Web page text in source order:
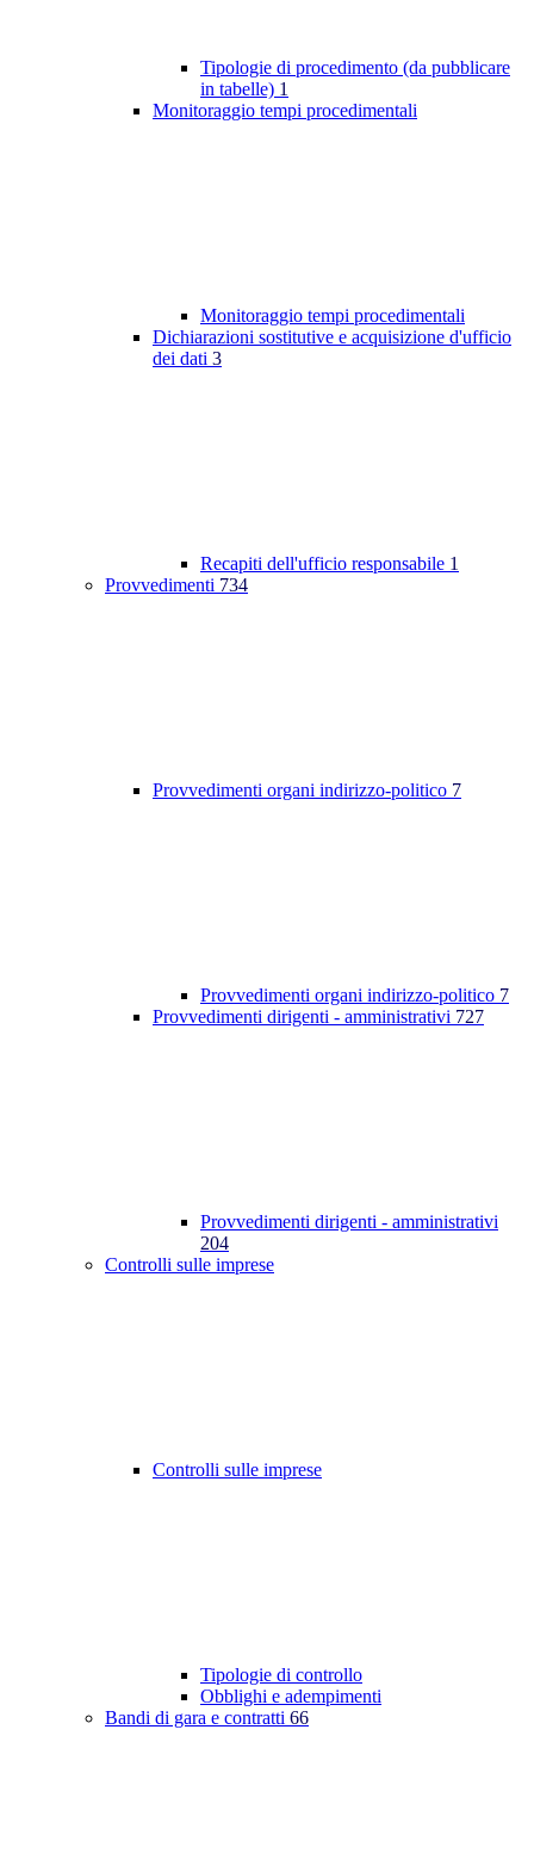
Tipologie di procedimento (da pubblicare
in tabelle) 1
Monitoraggio tempi procedimentali
Monitoraggio tempi procedimentali
Dichiarazioni sostitutive e acquisizione d'ufficio
dei dati 3
Recapiti dell'ufficio responsabile 1
Provvedimenti 734
Provvedimenti organi indirizzo-politico 7
Provvedimenti organi indirizzo-politico 7
Provvedimenti dirigenti - amministrativi 727
Provvedimenti dirigenti - amministrativi
204
Controlli sulle imprese
Controlli sulle imprese
Tipologie di controllo
Obblighi e adempimenti
Bandi di gara e contratti 66